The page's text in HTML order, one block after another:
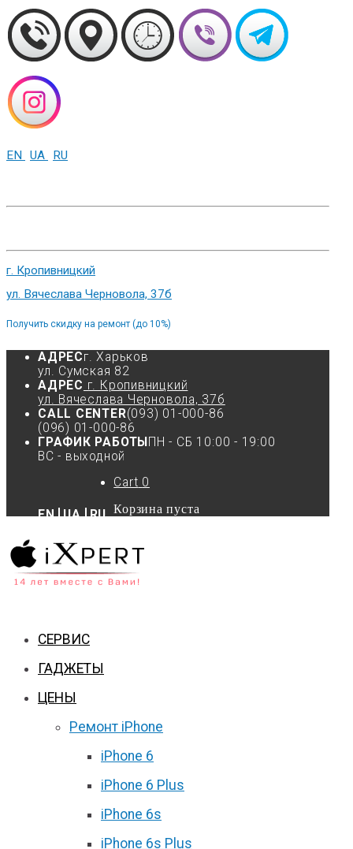
EN UA RU
г. Кропивницкий
ул. Вячеслава Черновола, 37б
Получить скидку на ремонт (до 10%)
АДРЕСг. Харьков
ул. Сумская 82
АДРЕС г. Кропивницкий
ул. Вячеслава Черновола, 37б
CALL CENTER(093) 01-000-86
(096) 01-000-86
ГРАФИК РАБОТЫ ПН - СБ 10:00 - 19:00
ВС - выходной
EN UA RU
Cart 0
Корзина пуста
СЕРВИС
ГАДЖЕТЫ
ЦЕНЫ
Ремонт iPhone
iPhone 6
iPhone 6 Plus
iPhone 6s
iPhone 6s Plus